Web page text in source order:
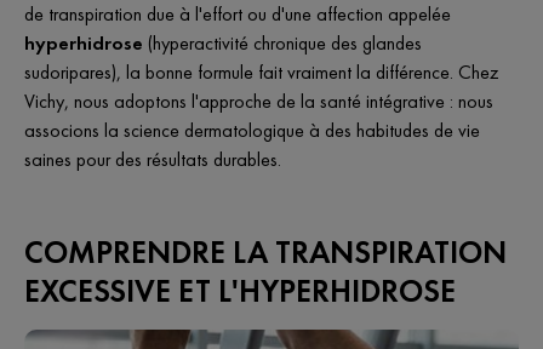
de transpiration due à l'effort ou d'une affection appelée
hyperhidrose (hyperactivité chronique des glandes
sudoripares), la bonne formule fait vraiment la différence. Chez
Vichy, nous adoptons l'approche de la santé intégrative : nous
associons la science dermatologique à des habitudes de vie
saines pour des résultats durables.
COMPRENDRE LA TRANSPIRATION
EXCESSIVE ET L'HYPERHIDROSE